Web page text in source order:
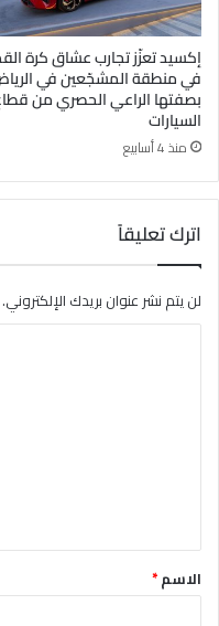
إكسيد تعزّز تجارب عشاق كرة
في منطقة المشجّعين في
بصفتها الراعي الحصري من
السيارات
منذ 4 أسابيع
اترك تعليقاً
لن يتم نشر عنوان بريدك الإلكتروني.
*الاسم*